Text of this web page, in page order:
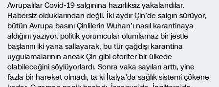
Avrupalılar Covid-19 salgınına hazırlıksız yakalandılar.
Habersiz olduklarından değil. İki aydır Çin’de salgın sürüyor,
bütün Avrupa basını Çinlilerin Wuhan’ı nasıl karantinaya
aldığını yazıyor, politik yorumcular olumlamaz bir jestle
başlarını iki yana sallayarak, bu tür çağdışı karantina
uygulamalarının ancak Çin gibi otoriter bir ülkede
olabileceğini söylüyorlardı. Sonra vaka sayıları arttı, yine
fazla bir hareket olmadı, ta ki İtalya’da sağlık sistemi çökene